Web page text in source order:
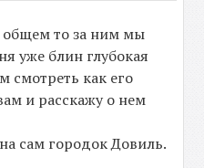
общем то за ним мы
уже блин глубокая
смотреть как его
и расскажу о нем
сам городок Довиль.